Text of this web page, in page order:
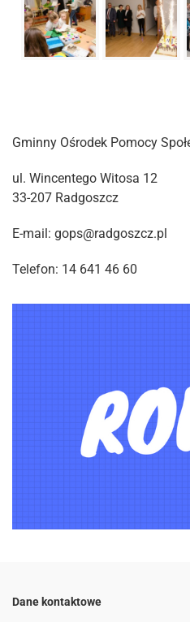
Gminny Ośrodek Pomocy
ul. Wincentego Witosa 12
33-207 Radgoszcz
E-mail: gops@radgoszcz.pl
Telefon: 14 641 46 60
Dane kontaktowe